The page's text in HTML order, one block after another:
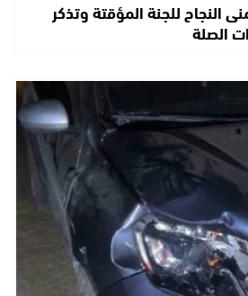
النجاح للجنة المؤقتة وتذكر
الصلة